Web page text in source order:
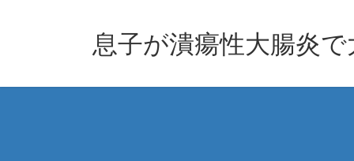
息子が潰瘍性大腸炎